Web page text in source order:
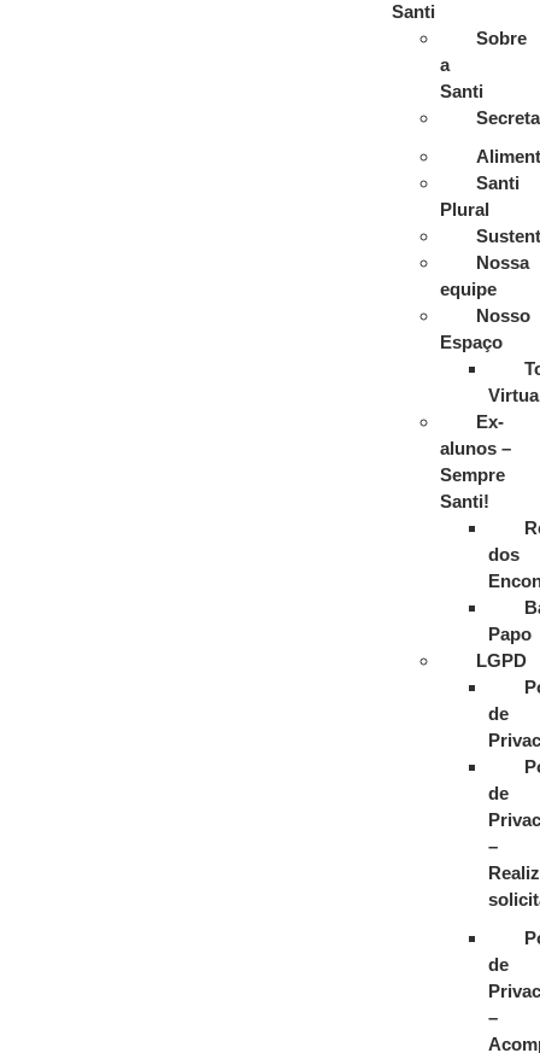
Santi
Sobre
a
Santi
Santi
Plural
Nossa
equipe
Nosso
Espaço
Ex-
alunos –
Sempre
Santi!
dos
Papo
LGPD
de
de
–
de
–